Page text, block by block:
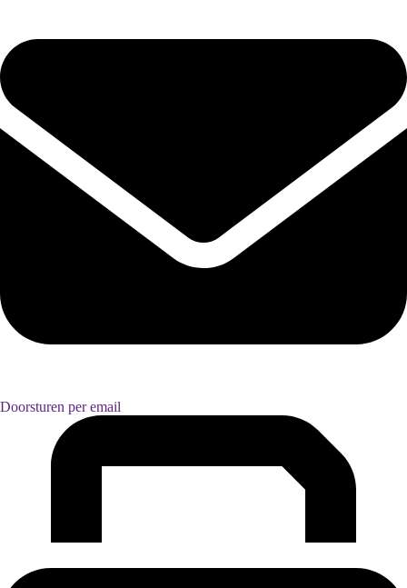
Doorsturen per email